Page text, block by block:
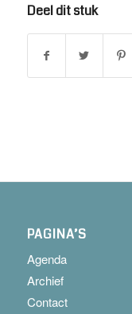
Deel dit stuk
PAGINA’S
Agenda
Archief
Contact